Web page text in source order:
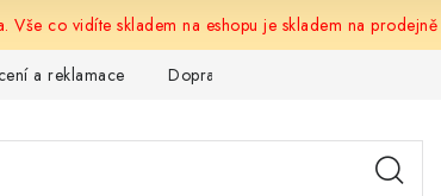
Vše co vidíte skladem na eshopu je skladem na prodejně
a reklamace Doprava a platba